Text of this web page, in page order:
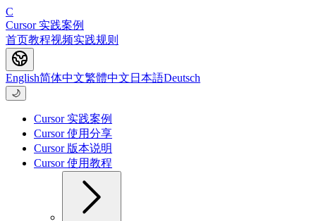
C
Cursor 实践案例
首页教程视频实践规则
English简体中文繁體中文 日本語Deutsch
🌙
Cursor 实践案例
Cursor 使用分享
Cursor 版本说明
Cursor 使用教程